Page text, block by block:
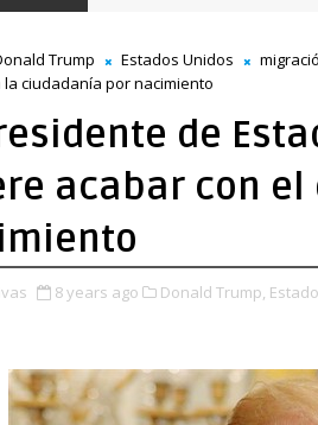
Trump Estados Unidos
ciudadanía por nacimiento
de
acabar con
8 years ago Donald Trump,